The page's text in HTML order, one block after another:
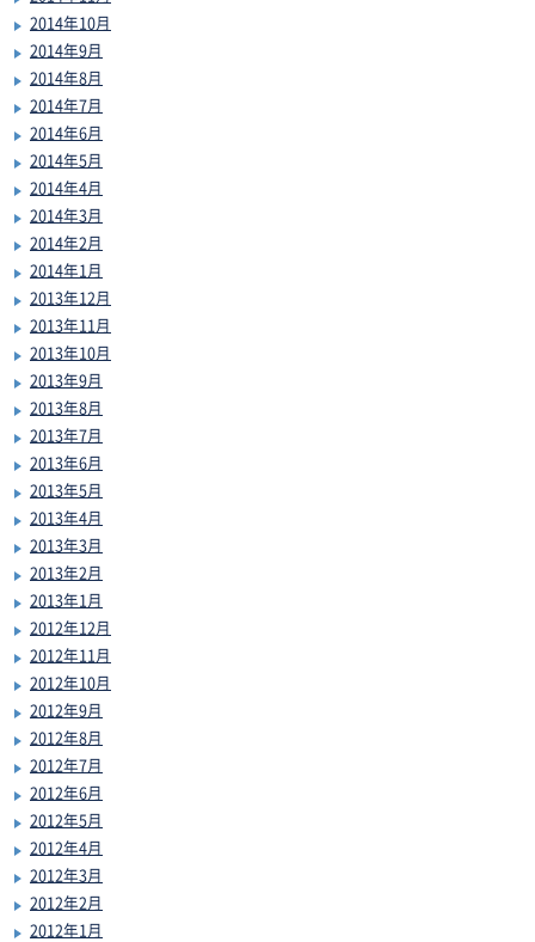
2014年10月
2014年9月
2014年8月
2014年7月
2014年6月
2014年5月
2014年4月
2014年3月
2014年2月
2014年1月
2013年12月
2013年11月
2013年10月
2013年9月
2013年8月
2013年7月
2013年6月
2013年5月
2013年4月
2013年3月
2013年2月
2013年1月
2012年12月
2012年11月
2012年10月
2012年9月
2012年8月
2012年7月
2012年6月
2012年5月
2012年4月
2012年3月
2012年2月
2012年1月